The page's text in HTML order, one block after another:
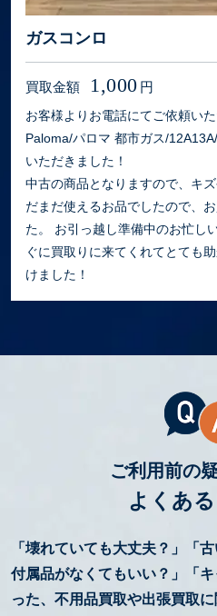
ガスコンロ
買取金額 1,000 円
お客様よりお電話にてご依頼い
Paloma/パロマ 都市ガス/
いただきました！
中古の商品となりますので、キ
だまだ使えるお品でしたので、
た。 お引っ越し準備中のお忙し
ぐに買取りに来てくれてとても
けました！
ご利用前の
よくあ
「壊れていても大丈夫？」「
付属品がなくてもいい？」「
った、不用品買取や出張買取